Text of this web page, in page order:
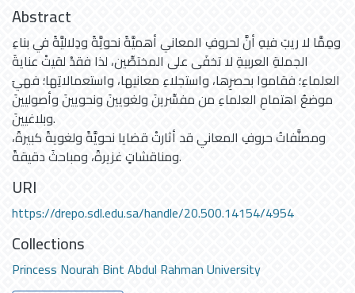
Abstract
ومِمَّا لا ريبَ فيهِ أنَّ لحروفِ المعاني أهميَّةً نحويَّةً ودِلاليَّةً في بناءِ
الجملةِ العربيةِ لا تخفَى على المختصِّين، لذا فقدْ لقيتْ عنايةَ
العلماءِ؛ فقاموا بحصرِها، واستجلاءِ معانيها، واستعمالاتِها؛ فهيَ
موضعُ اهتمامِ العلماءِ من مفسِّرينَ ولغويينَ ونحويينَ وأصوليينَ
وبلاغيينَ.
ومصنَّفاتُ حروفِ المعاني قد أثارتْ قضايا نحويَّةً ولغويةً كبيرةً،
ومناقشاتٍ غزيرةً، ومباحثَ دقيقةً.
URI
https://drepo.sdl.edu.sa/handle/20.500.14154/4954
Collections
Princess Nourah Bint Abdul Rahman University